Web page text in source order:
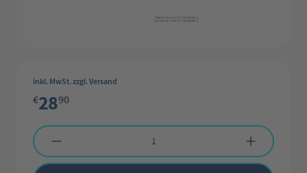
inkl. MwSt. zzgl. Versand
€2890
Produkt Anzahl: Gib den gewünschten Wert ein oder benutze die